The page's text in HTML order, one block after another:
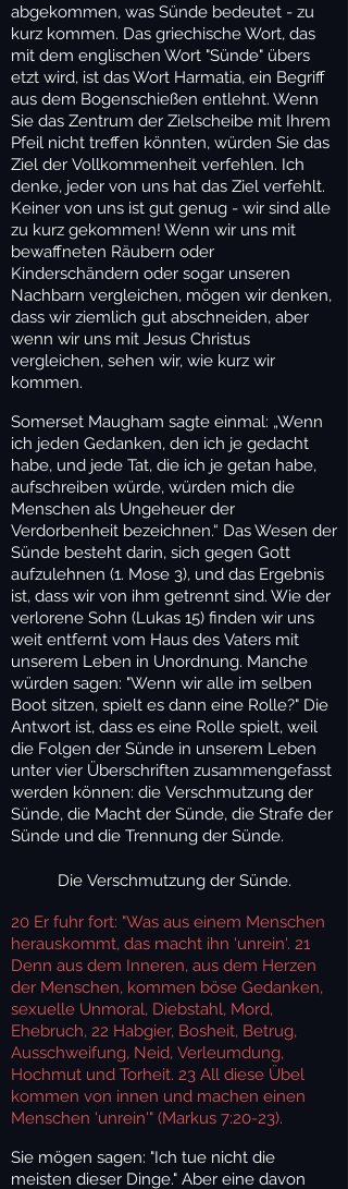
abgekommen, was Sünde bedeutet - zu
kurz kommen. Das griechische Wort, das
mit dem englischen Wort "Sünde" übers
etzt wird, ist das Wort Harmatia, ein Begriff
aus dem Bogenschießen entlehnt. Wenn
Sie das Zentrum der Zielscheibe mit Ihrem
Pfeil nicht treffen könnten, würden Sie das
Ziel der Vollkommenheit verfehlen. Ich
denke, jeder von uns hat das Ziel verfehlt.
Keiner von uns ist gut genug - wir sind alle
zu kurz gekommen! Wenn wir uns mit
bewaffneten Räubern oder
Kinderschändern oder sogar unseren
Nachbarn vergleichen, mögen wir denken,
dass wir ziemlich gut abschneiden, aber
wenn wir uns mit Jesus Christus
vergleichen, sehen wir, wie kurz wir
kommen.
Somerset Maugham sagte einmal: „Wenn
ich jeden Gedanken, den ich je gedacht
habe, und jede Tat, die ich je getan habe,
aufschreiben würde, würden mich die
Menschen als Ungeheuer der
Verdorbenheit bezeichnen.“ Das Wesen der
Sünde besteht darin, sich gegen Gott
aufzulehnen (1. Mose 3), und das Ergebnis
ist, dass wir von ihm getrennt sind. Wie der
verlorene Sohn (Lukas 15) finden wir uns
weit entfernt vom Haus des Vaters mit
unserem Leben in Unordnung. Manche
würden sagen: "Wenn wir alle im selben
Boot sitzen, spielt es dann eine Rolle?" Die
Antwort ist, dass es eine Rolle spielt, weil
die Folgen der Sünde in unserem Leben
unter vier Überschriften zusammengefasst
werden können: die Verschmutzung der
Sünde, die Macht der Sünde, die Strafe der
Sünde und die Trennung der Sünde.
Die Verschmutzung der Sünde.
20 Er fuhr fort: "Was aus einem Menschen
herauskommt, das macht ihn 'unrein'. 21
Denn aus dem Inneren, aus dem Herzen
der Menschen, kommen böse Gedanken,
sexuelle Unmoral, Diebstahl, Mord,
Ehebruch, 22 Habgier, Bosheit, Betrug,
Ausschweifung, Neid, Verleumdung,
Hochmut und Torheit. 23 All diese Übel
kommen von innen und machen einen
Menschen 'unrein'" (Markus 7:20-23).
Sie mögen sagen: "Ich tue nicht die
meisten dieser Dinge." Aber eine davon